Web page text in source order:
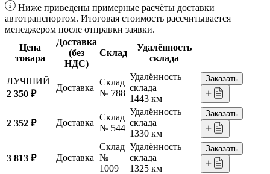
Ниже приведены примерные расчёты доставки
автотранспортом. Итоговая стоимость рассчитывается
менеджером после отправки заявки.
Цена
товара
Доставка
(без
НДС)
Склад
Удалённость
склада
ЛУЧШИЙ
2 350 ₽
Доставка
Склад
№ 788
Удалённость
склада
1443 км
Заказать
2 352 ₽ Доставка
Склад
№ 544
Удалённость
склада
1330 км
Заказать
3 813 ₽ Доставка
Склад
№
1009
Удалённость
склада
1325 км
Заказать